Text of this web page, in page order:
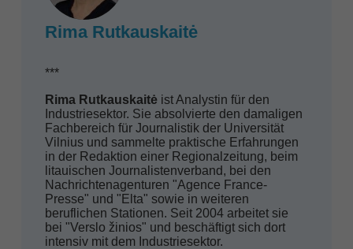
Rima Rutkauskaitė
***
Rima Rutkauskaitė ist Analystin für den
Industriesektor. Sie absolvierte den damaligen
Fachbereich für Journalistik der Universität
Vilnius und sammelte praktische Erfahrungen
in der Redaktion einer Regionalzeitung, beim
litauischen Journalistenverband, bei den
Nachrichtenagenturen "Agence France-
Presse" und "Elta" sowie in weiteren
beruflichen Stationen. Seit 2004 arbeitet sie
bei "Verslo žinios" und beschäftigt sich dort
intensiv mit dem Industriesektor.